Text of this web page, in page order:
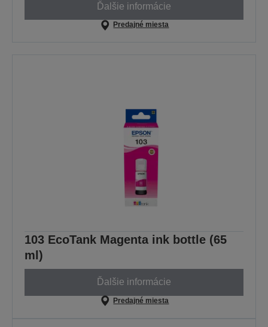
Ďalšie informácie
Predajné miesta
103 EcoTank Magenta ink bottle (65
ml)
Ďalšie informácie
Predajné miesta